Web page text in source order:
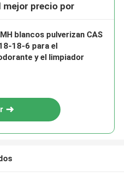
mejor precio por
blancos pulverizan CAS
18-6 para el
y el limpiador